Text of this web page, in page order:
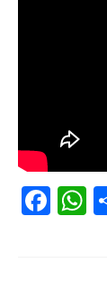
SERVIÇOS